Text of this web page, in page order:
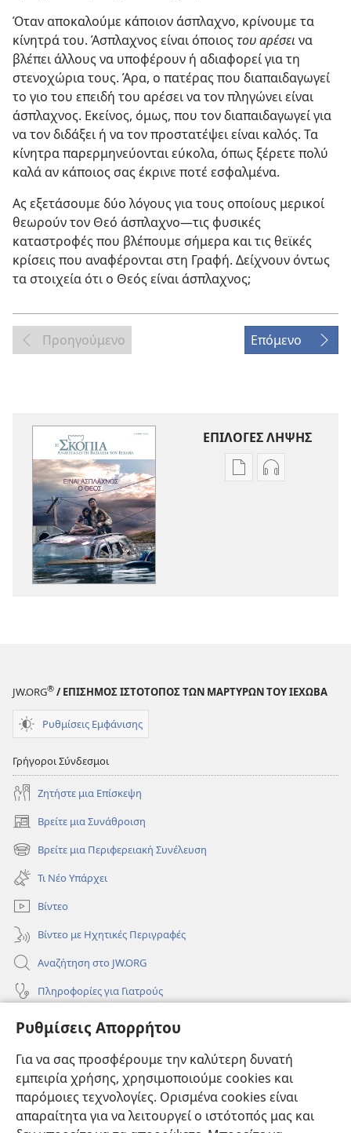
Ρυθμίσεις Απορρήτου
Για να σας προσφέρουμε την καλύτερη δυνατή
εμπειρία χρήσης, χρησιμοποιούμε cookies και
παρόμοιες τεχνολογίες. Ορισμένα cookies είναι
απαραίτητα για να λειτουργεί ο ιστότοπός μας και
Όταν αποκαλούμε κάποιον άσπλαχνο, κρίνουμε τα
κίνητρά του. Άσπλαχνος είναι όποιος του αρέσει να
βλέπει άλλους να υποφέρουν ή αδιαφορεί για τη
στενοχώρια τους. Άρα, ο πατέρας που διαπαιδαγωγεί
το γιο του επειδή του αρέσει να τον πληγώνει είναι
άσπλαχνος. Εκείνος, όμως, που τον διαπαιδαγωγεί για
να τον διδάξει ή να τον προστατέψει είναι καλός. Τα
κίνητρα παρερμηνεύονται εύκολα, όπως ξέρετε πολύ
καλά αν κάποιος σας έκρινε ποτέ εσφαλμένα.
Ας εξετάσουμε δύο λόγους για τους οποίους μερικοί
θεωρούν τον Θεό άσπλαχνο​—τις φυσικές
καταστροφές που βλέπουμε σήμερα και τις θεϊκές
κρίσεις που αναφέρονται στη Γραφή. Δείχνουν όντως
τα στοιχεία ότι ο Θεός είναι άσπλαχνος;
Προηγούμενο Επόμενο
ΕΠΙΛΟΓΕΣ ΛΗΨΗΣ
ΕπιλογέςΕπιλογές
JW.ORG® / ΕΠΙΣΗΜΟΣ ΙΣΤΟΤΟΠΟΣ ΤΩΝ ΜΑΡΤΥΡΩΝ ΤΟΥ ΙΕΧΩΒΑ
Ρυθμίσεις Εμφάνισης
Γρήγοροι Σύνδεσμοι
Ζητήστε μια Επίσκεψη
Βρείτε μια Συνάθροιση
(ανοίγει
νέο
παράθυρο)
Βρείτε μια Περιφερειακή Συνέλευση
(ανοίγει
νέο
παράθυρο)
Τι Νέο Υπάρχει
Βίντεο
Βίντεο με Ηχητικές Περιγραφές
Αναζήτηση στο JW.ORG
Πληροφορίες για Γιατρούς
Πληροφορίες για Επίσημους Φορείς και ΜΜΕ
Συνεισφορές
(ανοίγει
παράθυρο)